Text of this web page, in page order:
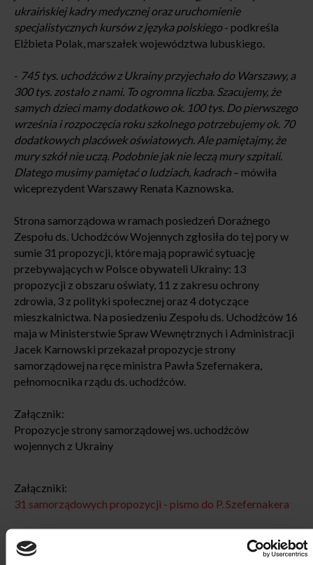
ukraińskiej kadry medycznej oraz uruchomienie
specjalistycznych kursów z języka polskiego- podkreśla
Elżbieta Polak, marszałek województwa lubuskiego.
- 745 tys. uchodźców z Ukrainy przyjechało do Warszawy, a
300 tys. zostało z nami. To ogromna liczba. Szacujemy, że
samych dzieci mamy dodatkowo ok. 100 tys. Do pierwszego
września i rozpoczęcia roku szkolnego potrzebujemy ok. 70
dodatkowych placówek oświatowych. Ale pamiętajmy, że
mury szkół nie uczą. Podobnie jak nie leczą mury szpitali.
Dlatego musimy pamiętać o ludziach, kadrach – mówiła
wiceprezydent Warszawy Renata Kaznowska.
Strona samorządowa w ramach posiedzeń Doraźnego
Zespołu ds. Uchodźców Wojennych zgłosiła do tej pory w
sumie 31 propozycji, które mają poprawić sytuację
przebywających w Polsce obywateli Ukrainy: 13
propozycji z obszaru oświaty, 11 z zakresu ochrony
zdrowia, 3 z polityki społecznej oraz 4 dotyczące
mieszkalnictwa. Na posiedzeniu Zespołu ds. Uchodźców 16
maja w Ministerstwie Spraw Wewnętrznych i Administracji
Jacek Karnowski przekazał propozycje strony
samorządowej na ręce ministra Pawła Szefernakera,
pełnomocnika rządu ds. uchodźców.
Załącznik:
Propozycje strony samorządowej ws. uchodźców
wojennych z Ukrainy
Załączniki:
31 samorządowych propozycji - pismo do P. Szefernakera